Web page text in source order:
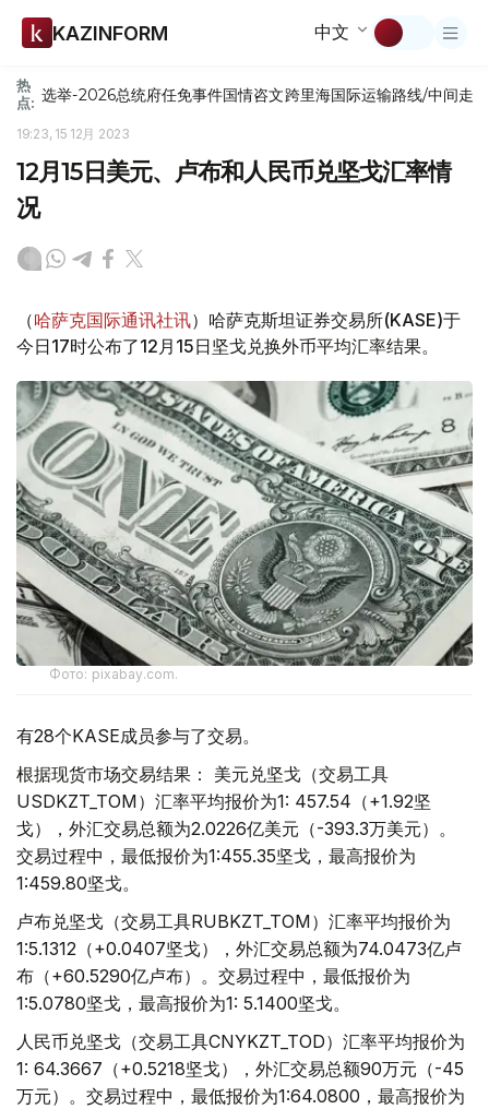
KAZINFORM 中文
热
点: 选举-2026总统府任免事件国情咨文跨里海国际运输路线/中间走廊
19:23, 15 12月 2023
12月15日美元、卢布和人民币兑坚戈汇率情
况
（哈萨克国际通讯社讯）哈萨克斯坦证券交易所(KASE)于
今日17时公布了12月15日坚戈兑换外币平均汇率结果。
Фото: pixabay.com.
有28个KASE成员参与了交易。
根据现货市场交易结果： 美元兑坚戈（交易工具
USDKZT_TOM）汇率平均报价为1: 457.54（+1.92坚
戈），外汇交易总额为2.0226亿美元（-393.3万美元）。
交易过程中，最低报价为1:455.35坚戈，最高报价为
1:459.80坚戈。
卢布兑坚戈（交易工具RUBKZT_TOM）汇率平均报价为
1:5.1312（+0.0407坚戈），外汇交易总额为74.0473亿卢
布（+60.5290亿卢布）。交易过程中，最低报价为
1:5.0780坚戈，最高报价为1: 5.1400坚戈。
人民币兑坚戈（交易工具CNYKZT_TOD）汇率平均报价为
1: 64.3667（+0.5218坚戈），外汇交易总额90万元（-45
万元）。交易过程中，最低报价为1:64.0800，最高报价为